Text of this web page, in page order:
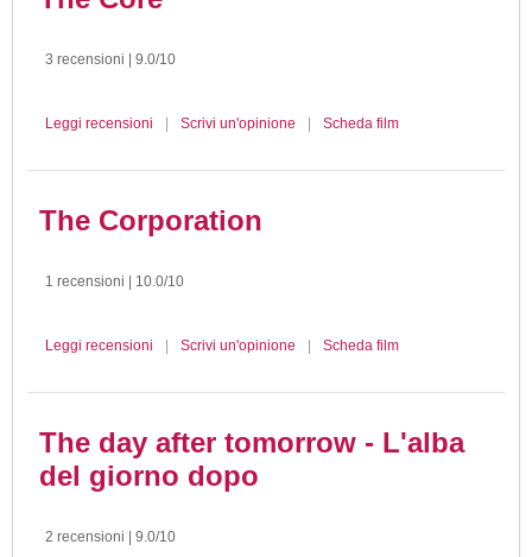
3 recensioni | 9.0/10
Leggi recensioni Scrivi un'opinione Scheda film
The Corporation
1 recensioni | 10.0/10
Leggi recensioni Scrivi un'opinione Scheda film
The day after tomorrow - L'alba
del giorno dopo
2 recensioni | 9.0/10